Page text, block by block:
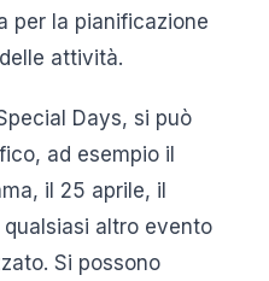
per la pianificazione
attività.
Days, si può
ad esempio il
il 25 aprile, il
altro evento
Si possono